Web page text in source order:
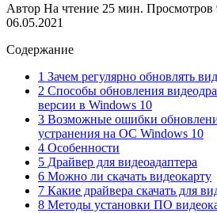
Автор На чтение 25 мин. Просмотров
06.05.2021
Содержание
1 Зачем регулярно обновлять
2 Способы обновления
версии в Windows 10
3 Возможные ошибки
устранения на ОС Windows 10
4 Особенности
5 Драйвер для видеоадаптера
6 Можно ли скачать видеокарту
7 Какие драйвера скачать для
8 Методы установки ПО